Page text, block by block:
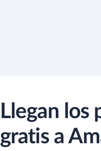
Llegan los
gratis a